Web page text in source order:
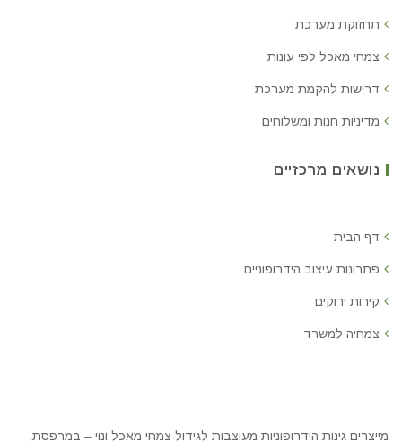
תחזוקת מערכת
צמחי מאכל לפי עונות
דרישות להקמת מערכת
מדיניות חנות ומשלוחים
נושאים מרכזיים
דף הבית
פתרונות עיצוב הידרופוניים
קירות ירוקים
צמחיה למשרד
מייצרים גינות הידרופוניות מעוצבות לגידול צמחי מאכל ונוי – במרפסת,